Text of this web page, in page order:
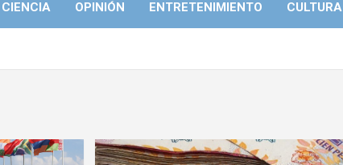
CIENCIA OPINIÓN ENTRETENIMIENTO CULTURA